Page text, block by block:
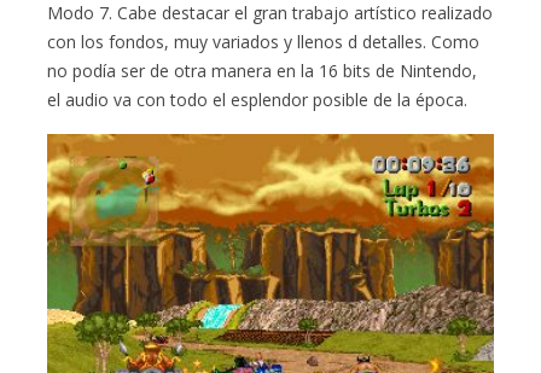
Modo 7. Cabe destacar el gran trabajo artístico realizado
con los fondos, muy variados y llenos d detalles. Como
no podía ser de otra manera en la 16 bits de Nintendo,
el audio va con todo el esplendor posible de la época.